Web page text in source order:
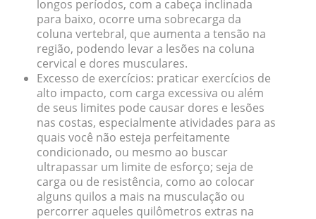
longos períodos, com a cabeça inclinada
para baixo, ocorre uma sobrecarga da
coluna vertebral, que aumenta a tensão na
região, podendo levar a lesões na coluna
cervical e dores musculares.
Excesso de exercícios: praticar exercícios de
alto impacto, com carga excessiva ou além
de seus limites pode causar dores e lesões
nas costas, especialmente atividades para as
quais você não esteja perfeitamente
condicionado, ou mesmo ao buscar
ultrapassar um limite de esforço; seja de
carga ou de resistência, como ao colocar
alguns quilos a mais na musculação ou
percorrer aqueles quilômetros extras na